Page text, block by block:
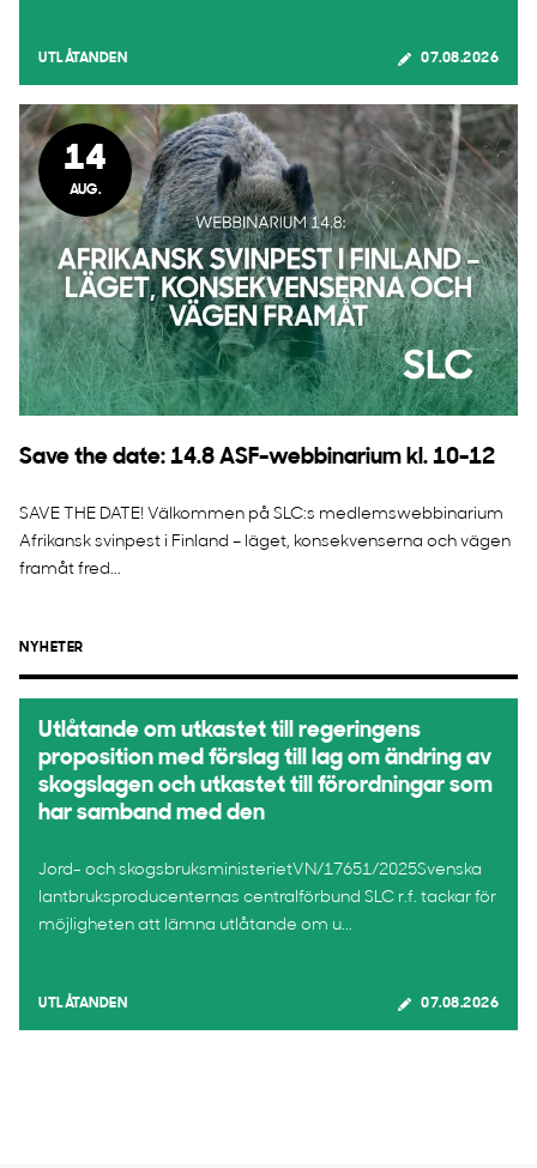
UTLÅTANDEN 07.08.2026
14
AUG.
Save the date: 14.8 ASF-webbinarium kl. 10-12
SAVE THE DATE! Välkommen på SLC:s medlemswebbinarium
Afrikansk svinpest i Finland – läget, konsekvenserna och vägen
framåt fred...
NYHETER
Utlåtande om utkastet till regeringens
proposition med förslag till lag om ändring av
skogslagen och utkastet till förordningar som
har samband med den
Jord- och skogsbruksministerietVN/17651/2025Svenska
lantbruksproducenternas centralförbund SLC r.f. tackar för
möjligheten att lämna utlåtande om u...
UTLÅTANDEN 07.08.2026